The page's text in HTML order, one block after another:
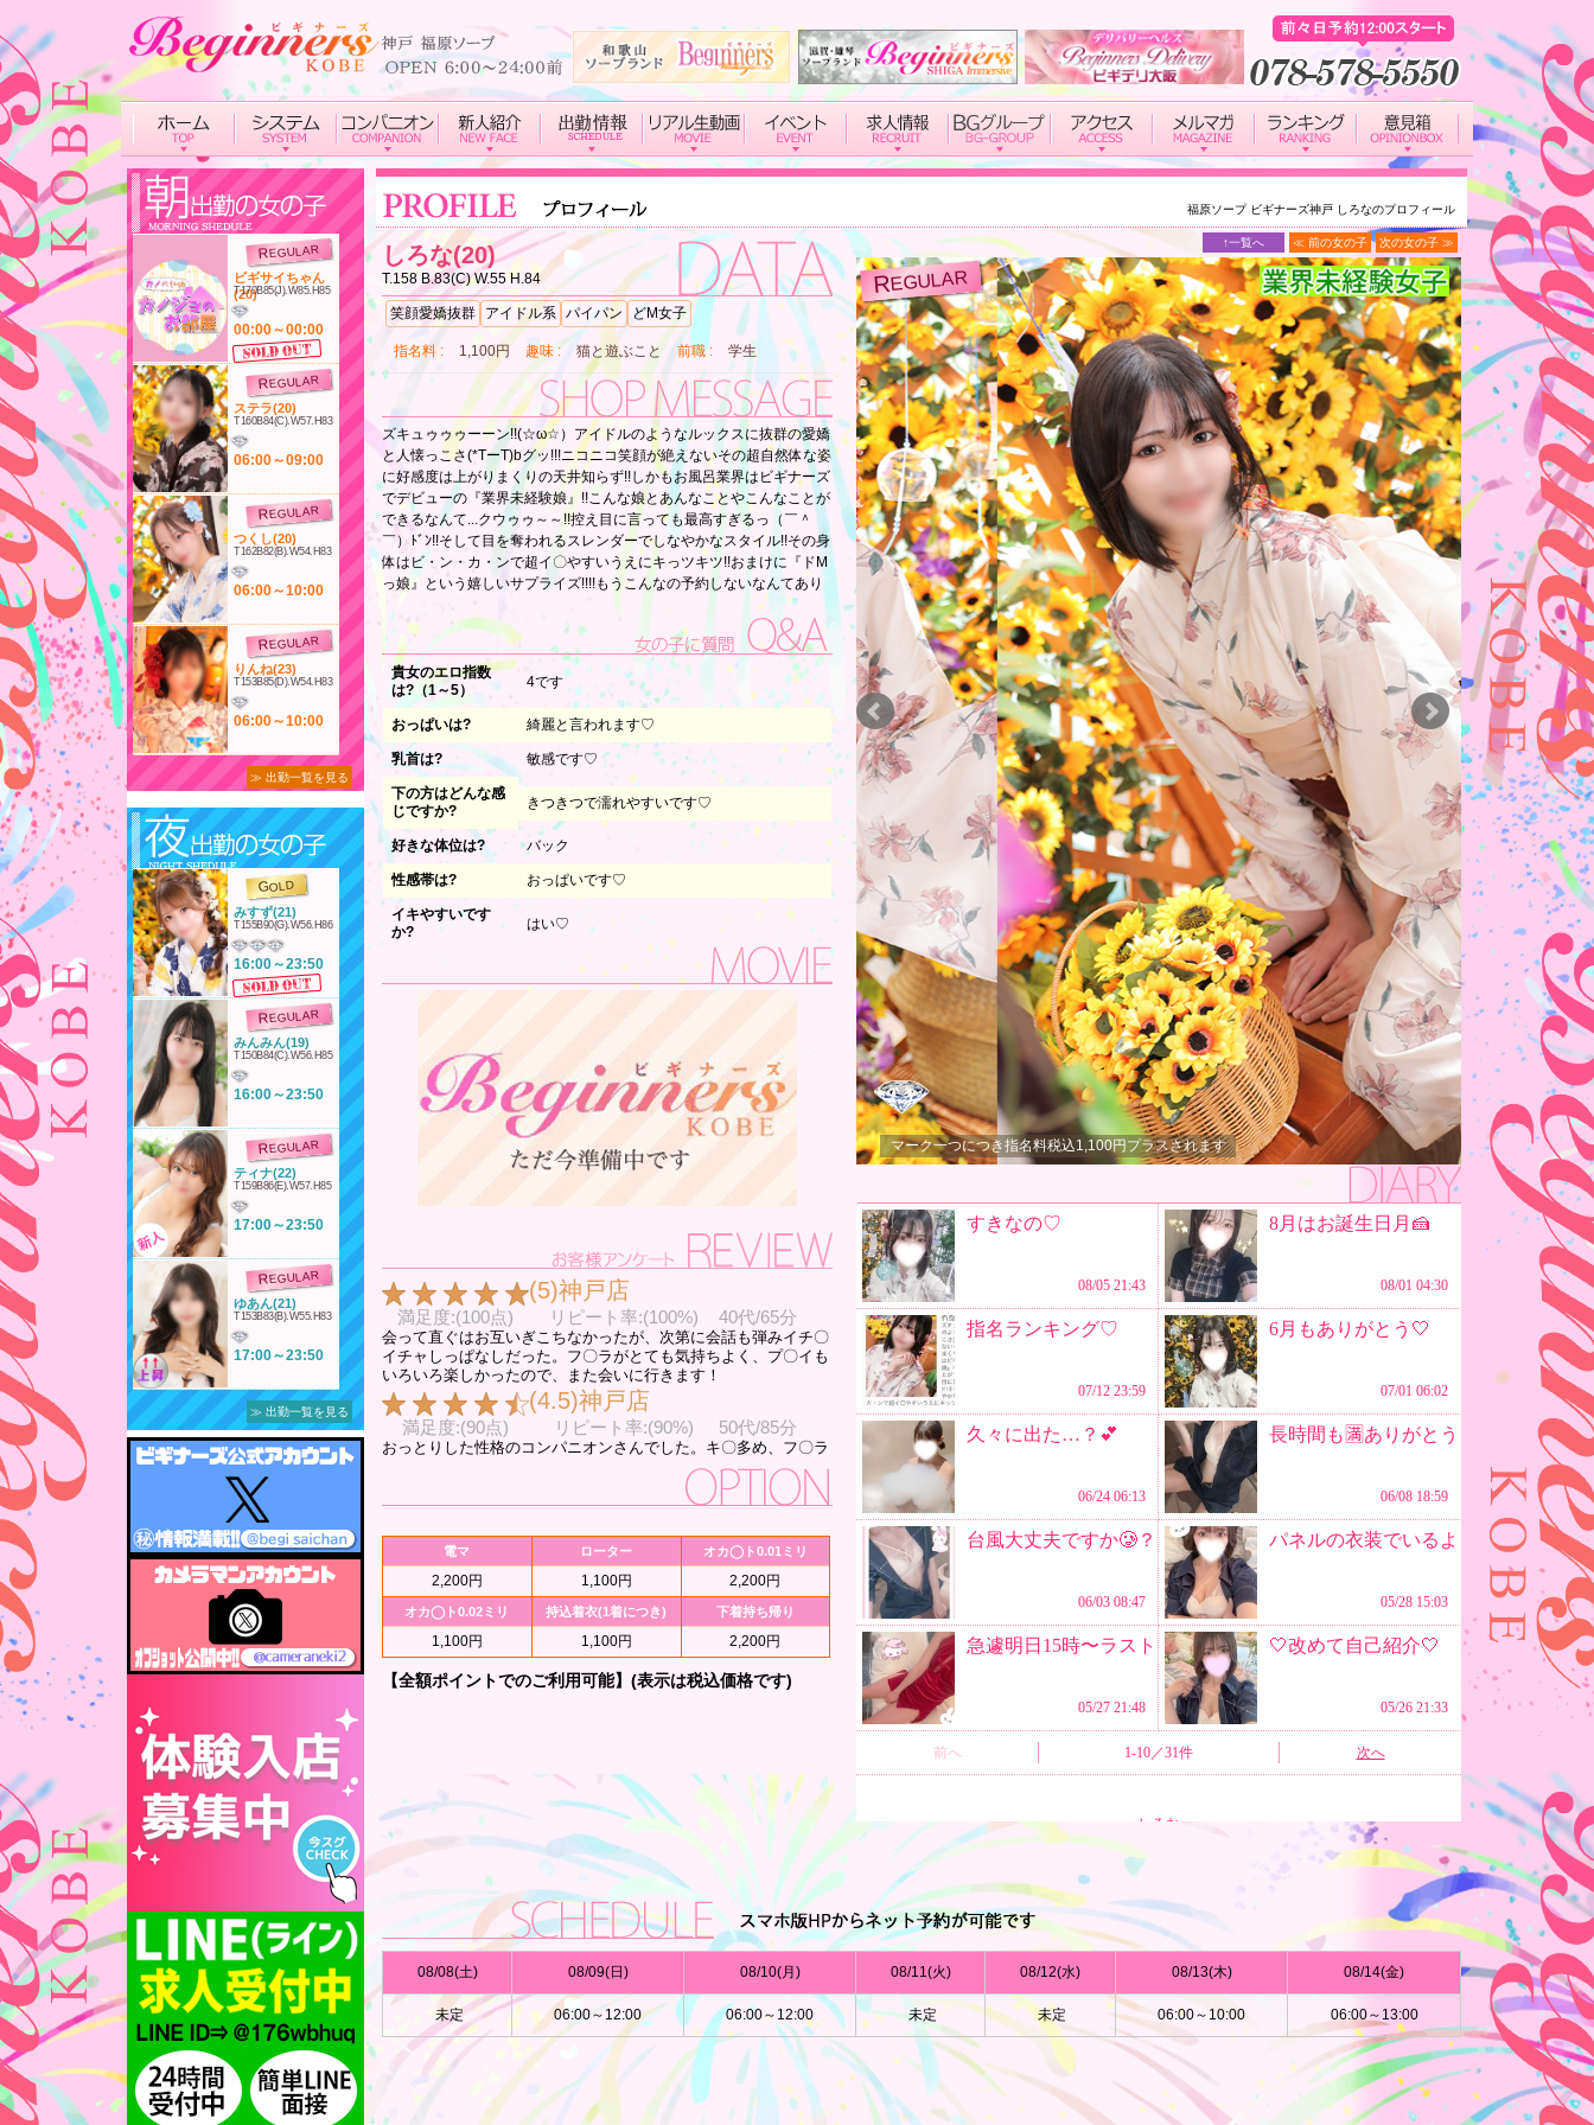
福原ソープ ビギナーズ神戸 しろなのプロフィール
REGULAR
マーク一つにつき指名料税込1,100円プラスされます
しろな(20)
T.158 B.83(C) W.55 H.84
笑顔愛嬌抜群 アイドル系 パイパン どM女子
指名料 1,100円 趣味 猫と遊ぶこと 前職 学生
ズキュゥゥゥーーン!!(☆ω☆）アイドルのようなルックスに抜群の愛嬌
と人懐っこさ(*TーT)bグッ!!!ニコニコ笑顔が絶えないその超自然体な姿
に好感度は上がりまくりの天井知らず!!しかもお風呂業界はビギナーズ
でデビューの『業界未経験娘』!!こんな娘とあんなことやこんなことが
できるなんて...クウゥゥ～～!!控え目に言っても最高すぎるっ（￣＾
￣）ﾄﾞﾝ!!そして目を奪われるスレンダーでしなやかなスタイル!!その身
体はビ・ン・カ・ンで超イ〇やすいうえにキっツキツ!!おまけに『ドM
っ娘』という嬉しいサプライズ!!!!もうこんなの予約しないなんてあり
えない!!SUPERウルトラHYPERミラクルマッハでご予約をっ!!!!!!!!
貴女のエロ指数
は?（1～5）
4です
おっぱいは? 綺麗と言われます♡
乳首は? 敏感です♡
下の方はどんな感
じですか?
きつきつで濡れやすいです♡
好きな体位は? バック
性感帯は? おっぱいです♡
イキやすいです
か?
はい♡
は?
おもちゃ
焦らされたいです♡
得意技は? 舐めることです
どんなフ〇ラをし
丁寧にやさしく♡
感じる声はどんな
感じですか?
我慢してるけど漏れちゃいます
Sですか?Mです
はい！
オナニーはします
か?
ひみつです♡
たまらなくしたく
なる時は?
キスしてたら
嬉しかったエロ誉
め言葉は?
エロくてずるい…
初体験はいつです
自分はどんな性格
どんな子って言わ
れますか?
愛嬌がある・ドジっ子
キュンとくる男性
の仕草は?
ネクタイつける姿
好きな映画は? 恋愛映画
最近ハマっている
ことは?
愛猫と遊ぶ
何フェチですか?
バレーボール
してもらったら嬉
しいことは?
可愛いって言って欲しい！
酔うとどうなりま
すか?
目がとろんとなる
(5)神戸店
満足度:(100点) リピート率:(100%) 40代/65分
会って直ぐはお互いぎこちなかったが、次第に会話も弾みイチ〇
イチャしっぱなしだった。フ〇ラがとても気持ちよく、プ〇イも
いろいろ楽しかったので、また会いに行きます！
(4.5)神戸店
満足度:(90点) リピート率:(90%) 50代/85分
おっとりした性格のコンパニオンさんでした。キ〇多め、フ〇ラ
上手のプ〇イで、こちらの要望をかなり反映してもらいました。
また、タイミングが合えば、予約したいです。
(4.5)神戸店
満足度:(90点) リピート率:(90%) 20代/85分
皆さんがおっしゃるとおり、フ○ラはお上手でした。ご自身も自
信があるようです。後ろからがバッチリフィットして、お互いに
気持ちよくなれます。
(5)神戸店
満足度:(100点) リピート率:(100%) 30代/65分
おっとりしたしろなさん！その舌技に骨抜○になってしまいまし
た。マッサージのようなタッチに、仕事の疲れも取れました！小
満足度:(100点) リピート率:(100%) 50代/105分
おっとりした雰囲気で、まったりとした時間が過ごせて癒され
た。○首の色、胸の形が綺麗だった。色白で脚も綺麗。ずっと密
着できて、イチ〇イチャした時間が過ごせた。
(5)和歌山店
満足度:(100点) リピート率:(100%) 40代/85分
会った瞬間にあまりの美人さに心が躍りました。さらに肌は白く
とても綺麗です。また舐〇るのもとても上手で気持ちよかったで
す。あ○こも狭くすぐに果てました。また指名します。
(4.5)和歌山店
満足度:(90点) リピート率:(100%) 20代/65分
初々しい接客でしたが、全体を通してすごく良かったです。バ〇
クが凄く気持ちよくてすぐに果ててしまいました。今度は別のプ
〇イも楽しみたいです。
(5)神戸店
満足度:(100点) リピート率:(100%) 40代/85分
電マ
2,200円
ローター
1,100円
オカ◯ト0.01ミリ
2,200円
オカ◯ト0.02ミリ
1,100円
持込着衣(1着につき)
1,100円
下着持ち帰り
2,200円
【全額ポイントでのご利用可能】(表示は税込価格です)
08/08(土) 08/09(日) 08/10(月) 08/11(火) 08/12(水) 08/13(木) 08/14(金)
未定 06:00～12:00 06:00～12:00 未定 未定 06:00～10:00 06:00～13:00
↑一覧へ ≪ 前の女の子 次の女の子 ≫
ビギサイちゃん
(20)
T170B85(J).W85.H85
00:00～00:00
REGULAR
ステラ(20)
T160B84(C).W57.H83
06:00～09:00
REGULAR
つくし(20)
T162B82(B).W54.H83
06:00～10:00
REGULAR
りんね(23)
T153B85(D).W54.H83
06:00～10:00
REGULAR
T155B85(E).W58.H85
06:00～10:00
REGULAR
いるみ(21)
T160B89(F).W56.H86
06:00～10:00
REGULAR
ことぶき(23)
T162B82(B).W56.H83
REGULAR
れのん(21)
T165B86(D).W56.H85
REGULAR
リア(20)
T162B86(E).W55.H85
REGULAR
のの(20)
T155B85(D).W57.H84
06:00～11:00
REGULAR
ろびん(21)
T162B97(H).W58.H89
06:00～11:00
REGULAR
06:00～11:00
めい(20)
T153B85(C).W55.H85
SILVER
みよし(23)
T150B84(C).W56.H83
06:00～12:00
REGULAR
すみれ(21)
T160B84(C).W56.H85
REGULAR
≫ 出勤一覧を見る
みすず(21)
T155B90(G).W56.H86
16:00～23:50
GOLD
みんみん(19)
T150B84(C).W56.H85
16:00～23:50
REGULAR
ティナ(22)
T159B86(E).W57.H85
17:00～23:50
REGULAR
ゆあん(21)
T153B83(B).W55.H83
17:00～23:50
REGULAR
ありる(20)
T155B85(C).W55.H83
17:00～23:50
REGULAR
メルモ(22)
T167B83(C).W56.H84
17:00～23:50
REGULAR
17:30～23:50
REGULAR
まい(24)
T160B88(E).W56.H86
18:00～23:50
SILVER
なこ(20)
T164B84(Ｄ).W56.H85
18:00～23:50
SILVER
なな(20)
T165B83(C).W56.H82
REGULAR
≫ 出勤一覧を見る